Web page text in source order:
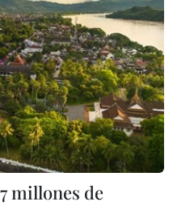
millones de